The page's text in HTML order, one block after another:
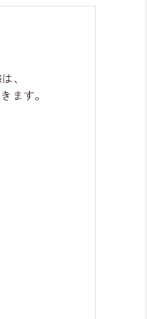
、
ます。